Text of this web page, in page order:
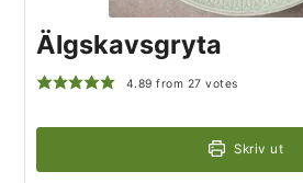
Älgskavsgryta
4.89 from 27 votes
Skriv ut